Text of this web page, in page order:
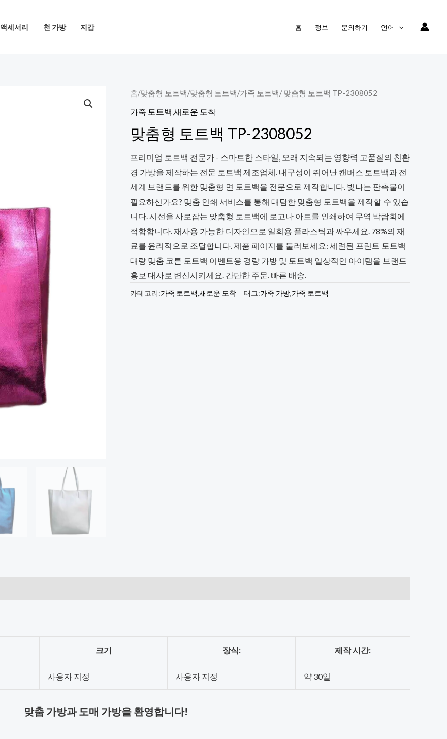
액세서리 천 가방 지갑 홈 정보 문의하기 언어
홈/맞춤형 토트백/맞춤형 토트백/가죽 토트백/ 맞춤형 토트백 TP-2308052
가죽 토트백 새로운 도착
맞춤형 토트백 TP-2308052
프리미엄 토트백 전문가 - 스마트한 스타일, 오래 지속되는 영향력 고품질의 친환
경 가방을 제작하는 전문 토트백 제조업체. 내구성이 뛰어난 캔버스 토트백과 전
세계 브랜드를 위한 맞춤형 면 토트백을 전문으로 제작합니다. 빛나는 판촉물이
필요하신가요? 맞춤 인쇄 서비스를 통해 대담한 맞춤형 토트백을 제작할 수 있습
니다. 시선을 사로잡는 맞춤형 토트백에 로고나 아트를 인쇄하여 무역 박람회에
적합합니다. 재사용 가능한 디자인으로 일회용 플라스틱과 싸우세요. 78%의 재
료를 윤리적으로 조달합니다. 제품 페이지를 둘러보세요: 세련된 프린트 토트백
대량 맞춤 코튼 토트백 이벤트용 경량 가방 및 토트백 일상적인 아이템을 브랜드
홍보 대사로 변신시키세요. 간단한 주문. 빠른 배송.
카테고리:가죽 토트백,새로운 도착 태그:가죽 가방,가죽 토트백
크기 장식: 제작 시간:
사용자 지정 사용자 지정 약 30일
맞춤 가방과 도매 가방을 환영합니다!